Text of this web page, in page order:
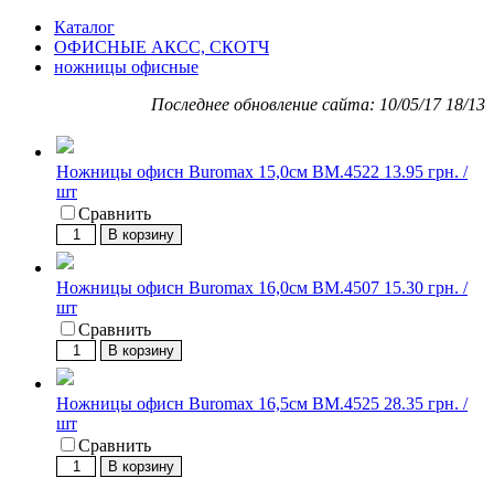
Каталог
ОФИСНЫЕ АКСС, СКОТЧ
ножницы офисные
Последнее обновление сайта: 10/05/17 18/13
Ножницы офисн Buromax 15,0см BM.4522 13.95 грн. /
шт
Сравнить
В корзину
Ножницы офисн Buromax 16,0см BM.4507 15.30 грн. /
шт
Сравнить
В корзину
Ножницы офисн Buromax 16,5см BM.4525 28.35 грн. /
шт
Сравнить
В корзину